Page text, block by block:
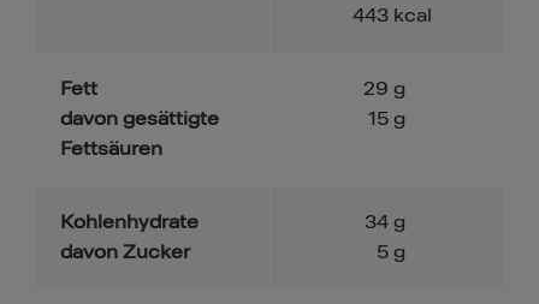
443 kcal
Fett
davon gesättigte
Fettsäuren
29 g
15 g
Kohlenhydrate
davon Zucker
34 g
5 g